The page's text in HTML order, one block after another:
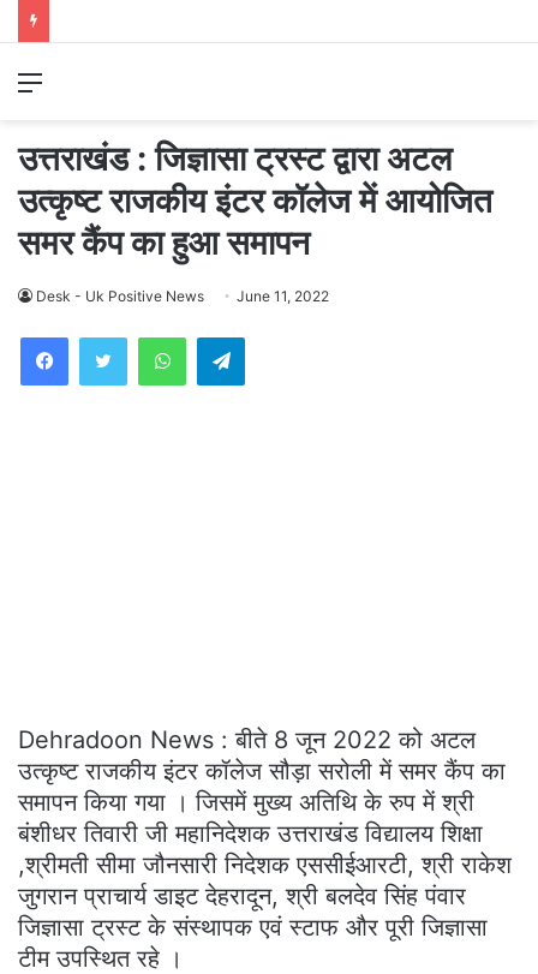
Menu
उत्तराखंड : जिज्ञासा ट्रस्ट द्वारा अटल
उत्कृष्ट राजकीय इंटर कॉलेज में आयोजित
समर कैंप का हुआ समापन
Desk - Uk Positive News June 11, 2022
WhatsAppTelegram
Dehradoon News : बीते 8 जून 2022 को अटल
उत्कृष्ट राजकीय इंटर कॉलेज सौड़ा सरोली में समर कैंप का
समापन किया गया । जिसमें मुख्य अतिथि के रुप में श्री
बंशीधर तिवारी जी महानिदेशक उत्तराखंड विद्यालय शिक्षा
,श्रीमती सीमा जौनसारी निदेशक एससीईआरटी, श्री राकेश
जुगरान प्राचार्य डाइट देहरादून, श्री बलदेव सिंह पंवार
जिज्ञासा ट्रस्ट के संस्थापक एवं स्टाफ और पूरी जिज्ञासा
टीम उपस्थित रहे ।